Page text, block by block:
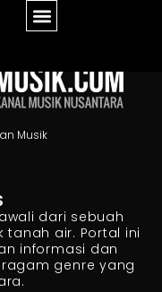
Musik
dari sebuah
tanah air. Portal ini
informasi dan
genre yang